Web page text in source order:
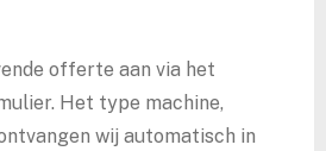
offerte aan via het
Het type machine,
wij automatisch in